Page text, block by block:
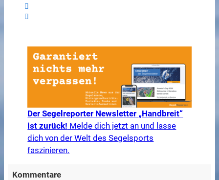
Der Segelreporter Newsletter „Handbreit“
ist zurück! Melde dich jetzt an und lasse
dich von der Welt des Segelsports
faszinieren.
Kommentare